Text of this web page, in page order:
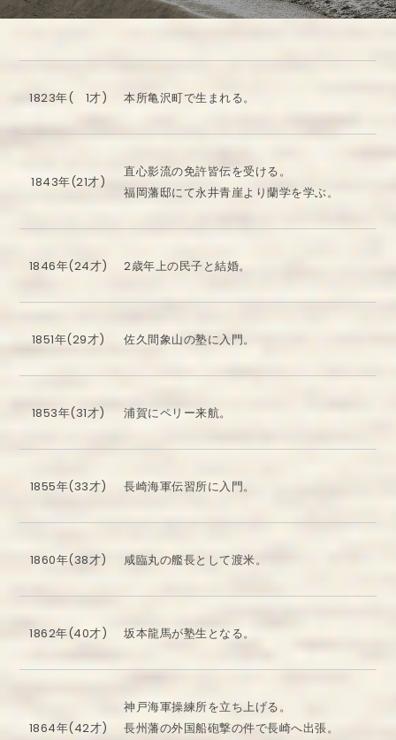
1823年( 1才) 本所亀沢町で生まれる。
1843年(21才)
直心影流の免許皆伝を受ける。
福岡藩邸にて永井青崖より蘭学を学ぶ。
1846年(24才) 2歳年上の民子と結婚。
1851年(29才) 佐久間象山の塾に入門。
1853年(31才) 浦賀にペリー来航。
1855年(33才) 長崎海軍伝習所に入門。
1860年(38才) 咸臨丸の艦長として渡米。
1862年(40才) 坂本龍馬が塾生となる。
1864年(42才)
神戸海軍操練所を立ち上げる。
長州藩の外国船砲撃の件で長崎へ出張。